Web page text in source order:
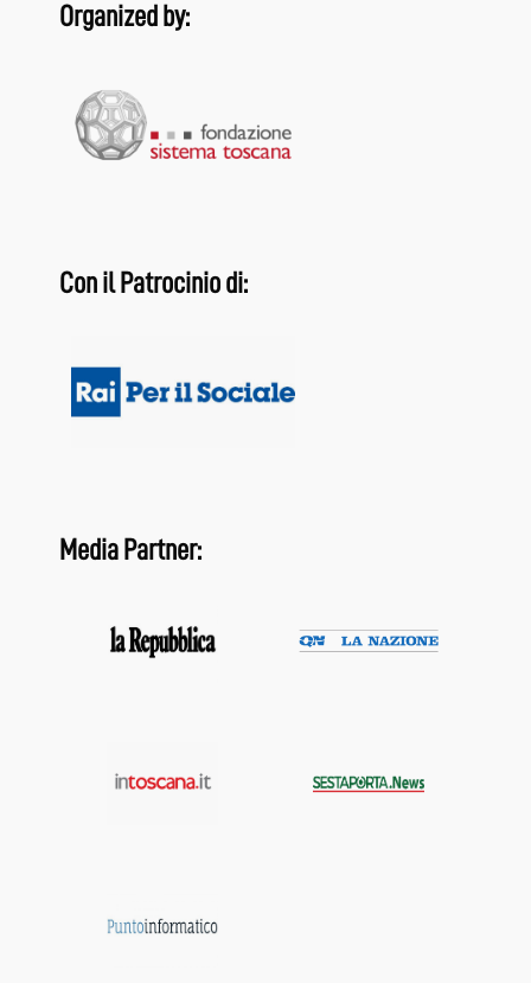
Organized by:
Con il Patrocinio di:
Media Partner: